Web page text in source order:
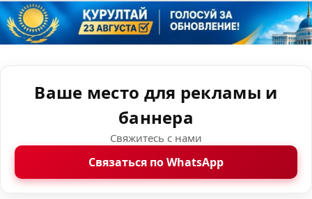
Ваше место для рекламы и
баннера
Свяжитесь с нами
Связаться по WhatsApp